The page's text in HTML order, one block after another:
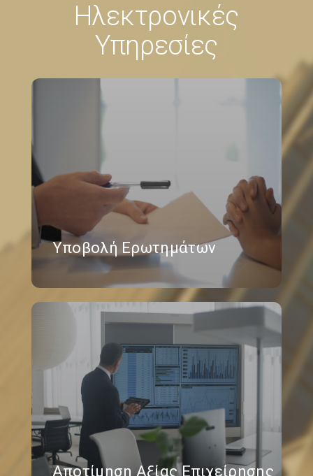
Ηλεκτρονικές
Υπηρεσίες
Υποβολή Ερωτημάτων
Αποτίμηση Αξίας Επιχείρησης